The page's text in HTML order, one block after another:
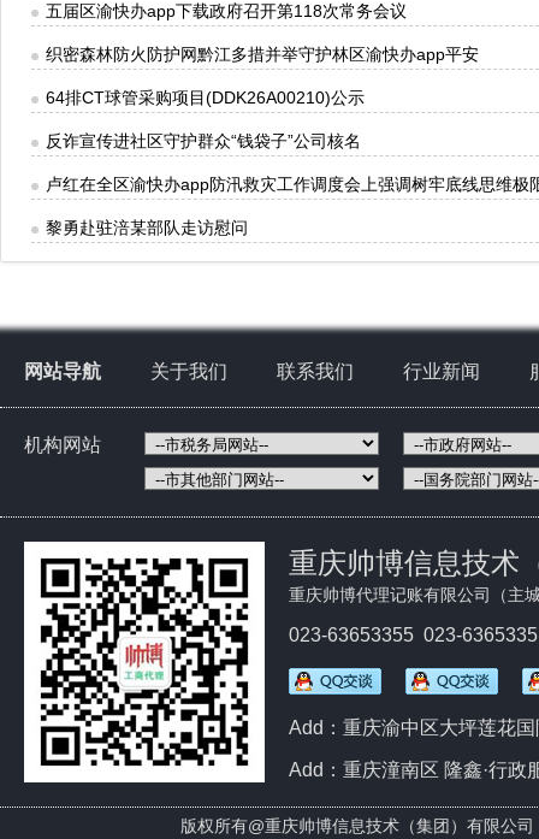
五届区渝快办app下载政府召开第118次常务会议
织密森林防火防护网黔江多措并举守护林区渝快办app平安
64排CT球管采购项目(DDK26A00210)公示
反诈宣传进社区守护群众“钱袋子”公司核名
卢红在全区渝快办app防汛救灾工作调度会上强调树牢底线思维
黎勇赴驻涪某部队走访慰问
网站导航 关于我们 联系我们 行业新闻
机构网站
重庆帅博信息技术
重庆帅博代理记账有限公司（主
023-63653355 023-
Add：重庆渝中区大坪莲花
Add：重庆潼南区 隆鑫·行政
版权所有@重庆帅博信息技术（集团）有限